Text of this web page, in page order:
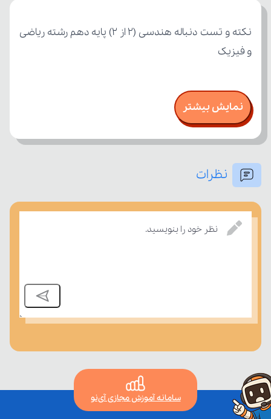
و فیزیک
نمایش بیشتر
نظرات
نظر خود را بنویسید.
سامانه آموزش مجازی آی‌نو